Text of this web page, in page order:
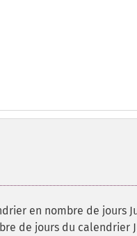
en nombre de jours
de jours du calendrier